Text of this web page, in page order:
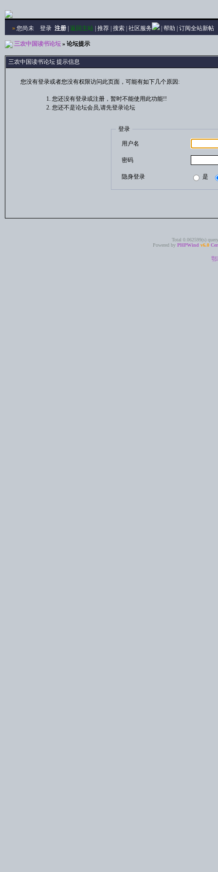
»您尚未 登录 注册| 返回主站| 推荐| 搜索| 社区服务 | 帮助 订阅全站新帖
三农中国读书论坛» 论坛提示
三农中国读书论坛 提示信息
您没有登录或者您没有权限访问此页面，可能有如下几个原因:
您还没有登录或注册，暂时不能使用此功能!!
您还不是论坛会员,请先登录论坛
登录
用户名
密码
隐身登录 是
Total 0.062599(s)
Powered by PHPWind v6.0
鄂